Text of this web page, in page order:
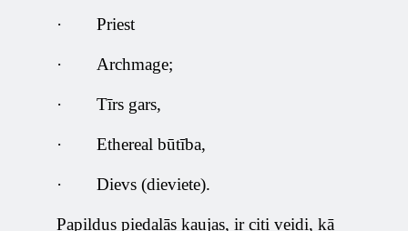
· Priest
· Archmage;
· Tīrs gars,
· Ethereal būtība,
· Dievs (dieviete).
Papildus piedalās kaujas, ir citi veidi, kā